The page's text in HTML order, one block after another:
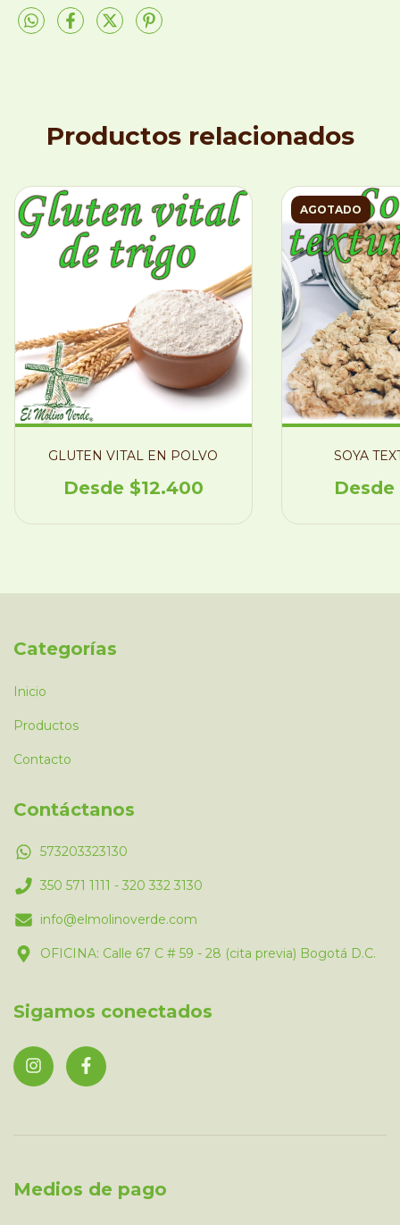
Productos relacionados
GLUTEN VITAL EN POLVO
$12.400
AGOTADO
SOYA
Categorías
Inicio
Productos
Contacto
Contáctanos
573203323130
350 571 1111 - 320 332 3130
info@elmolinoverde.com
OFICINA: Calle 67 C # 59 - 28 (cita previa) Bogotá D.C.
Sigamos conectados
Medios de pago